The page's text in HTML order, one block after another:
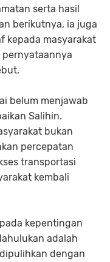
serta hasil
berikutnya, ia juga
kepada masyarakat
belum menjawab
Salihin.
bukan
percepatan
transportasi
kembali
kepentingan
adalah
dengan